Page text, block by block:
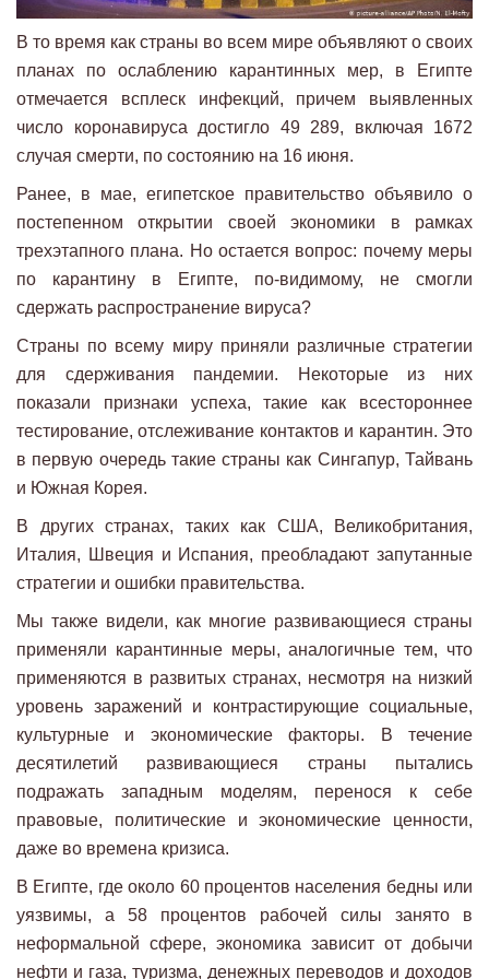
В то время как страны во всем мире объявляют о своих
планах по ослаблению карантинных мер, в Египте
отмечается всплеск инфекций, причем выявленных
число коронавируса достигло 49 289, включая 1672
случая смерти, по состоянию на 16 июня.
Ранее, в мае, египетское правительство объявило о
постепенном открытии своей экономики в рамках
трехэтапного плана. Но остается вопрос: почему меры
по карантину в Египте, по-видимому, не смогли
сдержать распространение вируса?
Страны по всему миру приняли различные стратегии
для сдерживания пандемии. Некоторые из них
показали признаки успеха, такие как всестороннее
тестирование, отслеживание контактов и карантин. Это
в первую очередь такие страны как Сингапур, Тайвань
и Южная Корея.
В других странах, таких как США, Великобритания,
Италия, Швеция и Испания, преобладают запутанные
стратегии и ошибки правительства.
Мы также видели, как многие развивающиеся страны
применяли карантинные меры, аналогичные тем, что
применяются в развитых странах, несмотря на низкий
уровень заражений и контрастирующие социальные,
культурные и экономические факторы. В течение
десятилетий развивающиеся страны пытались
подражать западным моделям, перенося к себе
правовые, политические и экономические ценности,
даже во времена кризиса.
В Египте, где около 60 процентов населения бедны или
уязвимы, а 58 процентов рабочей силы занято в
неформальной сфере, экономика зависит от добычи
нефти и газа, туризма, денежных переводов и доходов